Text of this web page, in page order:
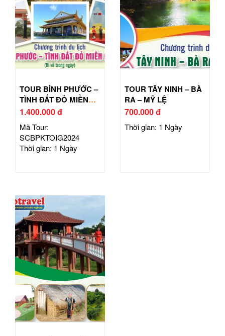
TOUR BÌNH PHƯỚC –
TÌNH ĐẤT ĐỎ MIỀN
ĐÔNG
1.400.000 đ
Mã Tour:
SCBPKTOIG2024
Thời gian: 1 Ngày
TOUR TÂY NINH – BÀ
RA – MỸ LỆ
700.000 đ
Thời gian: 1 Ngày